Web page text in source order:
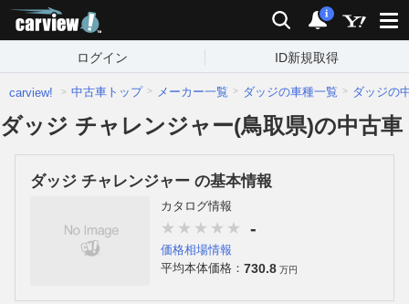
検索 通知
i
ログイン ID新規取得
carview! 中古車トップ メーカー一覧 ダッジの車種一覧 ダッジの
ダッジ チャレンジャー(鳥取県)の中古車
ダッジ チャレンジャー の基本情報
カタログ情報
-
価格相場情報
平均本体価格： 730.8 万円